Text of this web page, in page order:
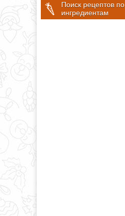
Поиск рецептов по
ингредиентам